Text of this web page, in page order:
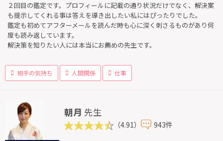
２回目の鑑定です。プロフィールに記載の通り状況だけでなく、解決案
も提示してくれる事は答えを導き出したい私にはぴったりでした。
鑑定も初めてアフターメールを読んだ時も心に深く刺さるものがあり何
度も読み返しています。
解決策を知りたい人には本当にお薦めの先生です。
相手の気持ち 人間関係 仕事
朝月 先生
（4.91） 943件